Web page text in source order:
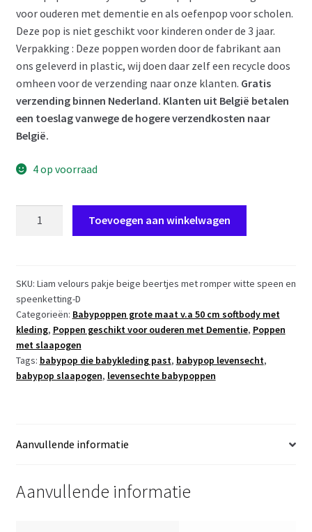
voor ouderen met dementie en als oefenpop voor scholen.
Deze pop is niet geschikt voor kinderen onder de 3 jaar.
Verpakking : Deze poppen worden door de fabrikant aan
ons geleverd in plastic, wij doen daar zelf een recycle doos
omheen voor de verzending naar onze klanten. Gratis
verzending binnen Nederland. Klanten uit België betalen
een toeslag vanwege de hogere verzendkosten naar
België.
4 op voorraad
body
Liam
slaapogen
in
kleding
speen
Toevoegen aan winkelwagen
SKU: Liam velours pakje beige beertjes met romper witte speen en
speenketting-D
Categorieën: Babypoppen grote maat v.a 50 cm softbody met
kleding, Poppen geschikt voor ouderen met Dementie, Poppen
met slaapogen
Tags: babypop die babykleding past, babypop levensecht,
babypop slaapogen, levensechte babypoppen
Aanvullende informatie
Aanvullende informatie